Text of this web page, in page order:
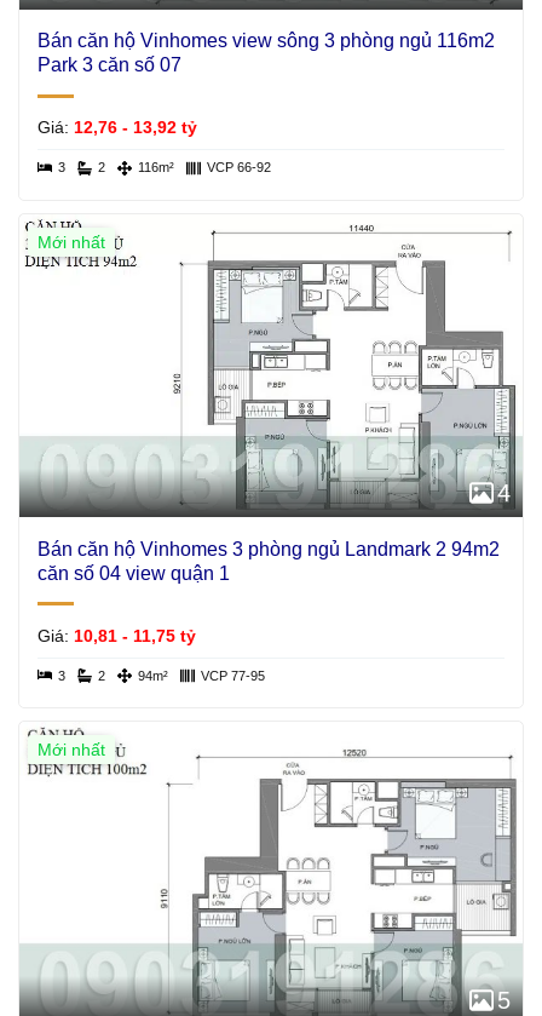
Bán căn hộ Vinhomes view sông 3 phòng ngủ 116m2
Park 3 căn số 07
Giá: 12,76 - 13,92 tỷ
3 2 116m² VCP 66-92
Mới nhất
4
Bán căn hộ Vinhomes 3 phòng ngủ Landmark 2 94m2
căn số 04 view quận 1
Giá: 10,81 - 11,75 tỷ
3 2 94m² VCP 77-95
Mới nhất
5